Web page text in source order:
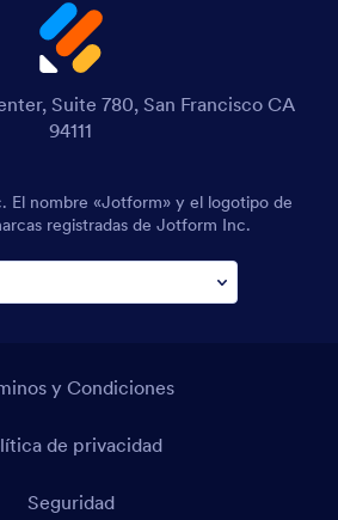
Suite 780, San Francisco CA
94111
nombre «Jotform» y el logotipo de
registradas de Jotform Inc.
y Condiciones
de privacidad
Seguridad